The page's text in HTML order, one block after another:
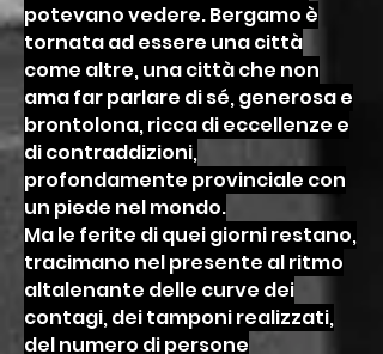
potevano vedere. Bergamo è
tornata ad essere una città
come altre, una città che non
ama far parlare di sé, generosa e
brontolona, ricca di eccellenze e
di contraddizioni,
profondamente provinciale con
un piede nel mondo.
Ma le ferite di quei giorni restano,
tracimano nel presente al ritmo
altalenante delle curve dei
contagi, dei tamponi realizzati,
del numero di persone